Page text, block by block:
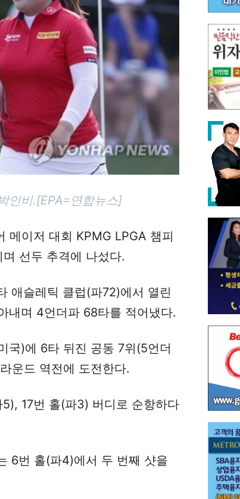
인비.[EPA=연합뉴스]
메이저 대회 KPMG LPGA 챔피
선두 추격에 나섰다.
애슬레틱 클럽(파72)에서 열린
내며 4언더파 68타를 적어냈다.
국)에 6타 뒤진 공동 7위(5언더
운드 역전에 도전한다.
17번 홀(파3) 버디로 순항하다
6번 홀(파4)에서 두 번째 샷을